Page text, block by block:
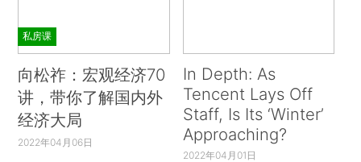
私房课
向松祚：宏观经济70
讲，带你了解国内外
经济大局
2022年04月06日
In Depth: As
Tencent Lays Off
Staff, Is Its ‘Winter’
Approaching?
2022年04月01日